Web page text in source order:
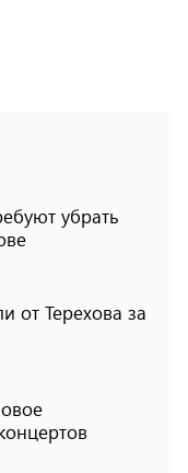
убрать
от Терехова за